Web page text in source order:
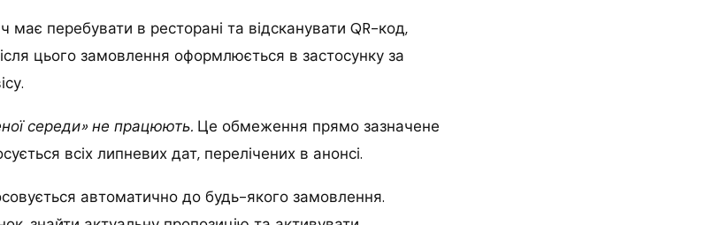
має перебувати в ресторані та відсканувати QR-код,
цього замовлення оформлюється в застосунку за
середи» не працюють. Це обмеження прямо зазначене
всіх липневих дат, перелічених в анонсі.
автоматично до будь-якого замовлення.